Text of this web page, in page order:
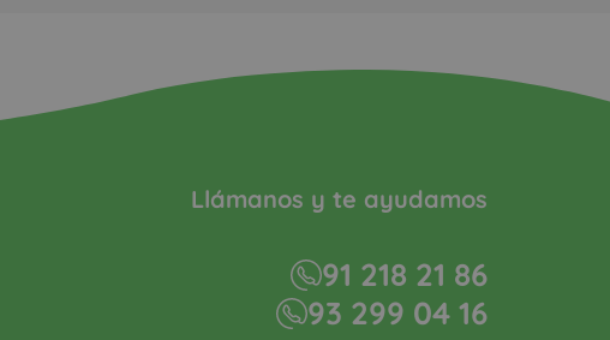
Llámanos y te ayudamos
91 218 21 86
93 299 04 16